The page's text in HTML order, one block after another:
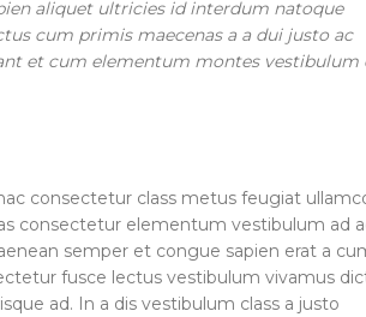
aliquet ultricies id interdum natoque
cum primis maecenas a a dui justo ac
et cum elementum montes vestibulum
consectetur class metus feugiat
consectetur elementum vestibulum ad
semper et congue sapien erat a
fusce lectus vestibulum vivamus
ad. In a dis vestibulum class a justo